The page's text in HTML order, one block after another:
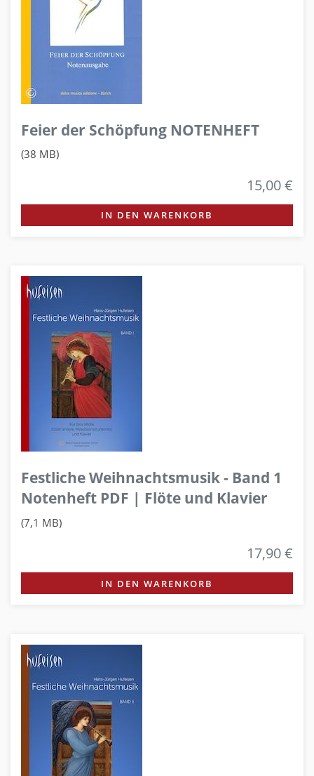
Feier der Schöpfung NOTENHEFT
(38 MB)
15,00 €
IN DEN WARENKORB
Festliche Weihnachtsmusik - Band 1
Notenheft PDF | Flöte und Klavier
(7,1 MB)
17,90 €
IN DEN WARENKORB